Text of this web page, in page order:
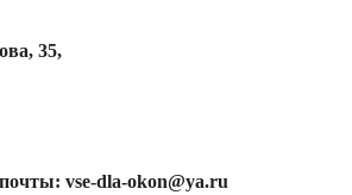
35,
vse-dla-okon@ya.ru